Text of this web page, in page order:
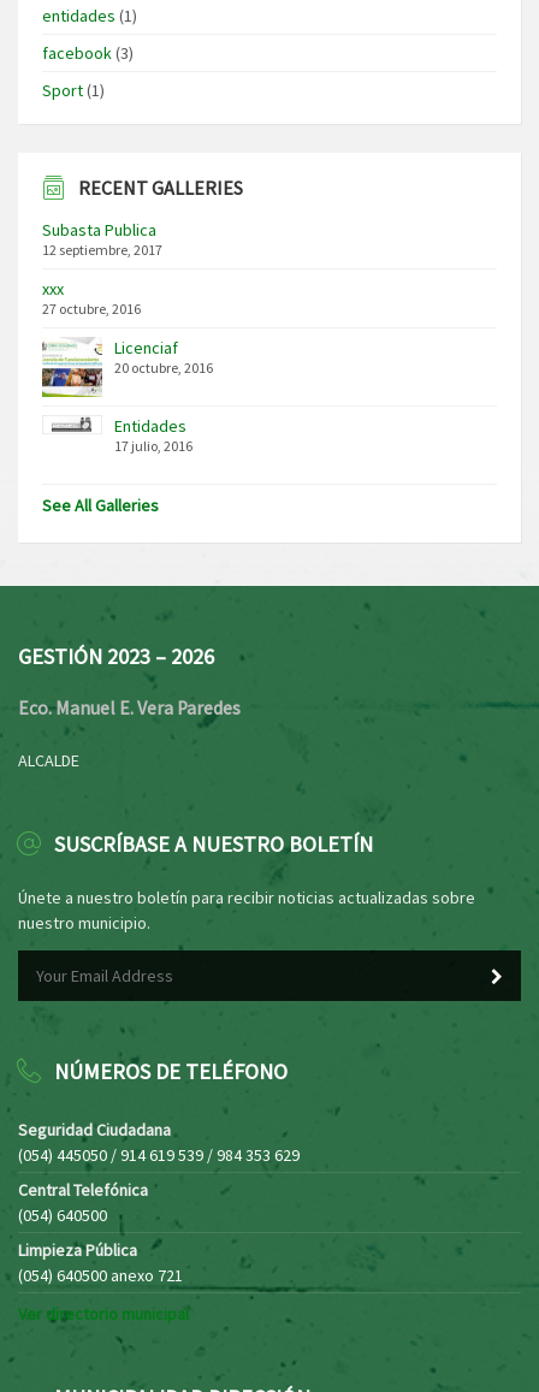
entidades (1)
facebook(3)
Sport(1)
RECENT GALLERIES
Subasta Publica
12 septiembre, 2017
xxx
27 octubre, 2016
Licenciaf
20 octubre, 2016
Entidades
17 julio, 2016
See All Galleries
GESTIÓN 2023 – 2026
Eco. Manuel E. Vera Paredes
ALCALDE
SUSCRÍBASE A NUESTRO BOLETÍN
Únete a nuestro boletín para recibir noticias actualizadas sobre
nuestro municipio.
NÚMEROS DE TELÉFONO
Seguridad Ciudadana
(054) 445050 / 914 619 539 / 984 353 629
Central Telefónica
(054) 640500
Limpieza Pública
(054) 640500 anexo 721
Ver directorio municipal